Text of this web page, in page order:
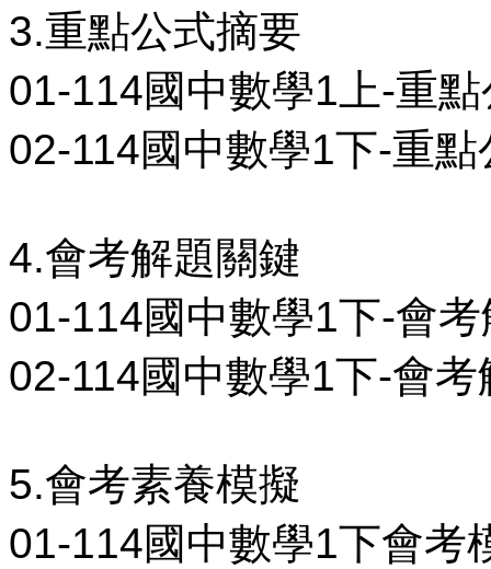
3.重點公式摘要
01-114國中數學1上-重
02-114國中數學1下-重
4.會考解題關鍵
01-114國中數學1下-會
02-114國中數學1下-會
5.會考素養模擬
01-114國中數學1下會考